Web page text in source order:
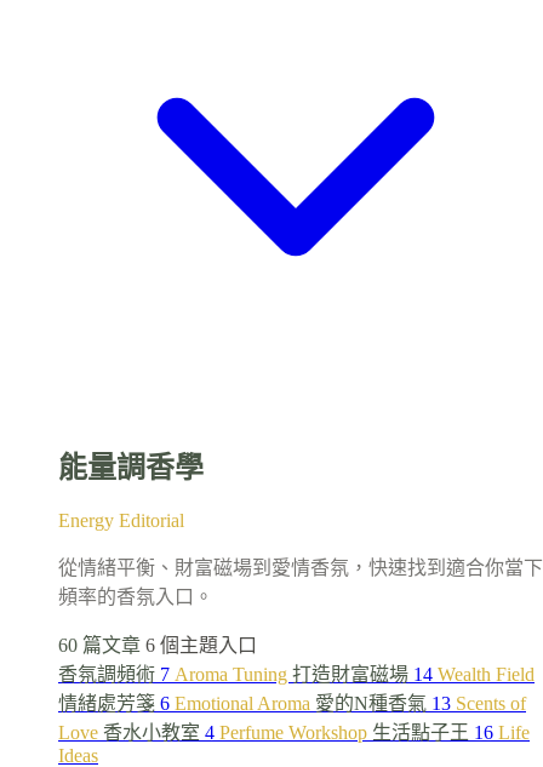
能量調香學
Energy Editorial
從情緒平衡、財富磁場到愛情香氛，快速找到適合你當下
頻率的香氛入口。
60 篇文章 6 個主題入口
香氛調頻術 7 Aroma Tuning 打造財富磁場 14 Wealth Field
情緒處芳箋 6 Emotional Aroma 愛的N種香氣 13 Scents of
Love 香水小教室 4 Perfume Workshop 生活點子王 16 Life
Ideas